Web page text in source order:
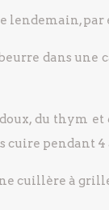
lendemain,
dans
du thym et
cuire pendant
cuillère à